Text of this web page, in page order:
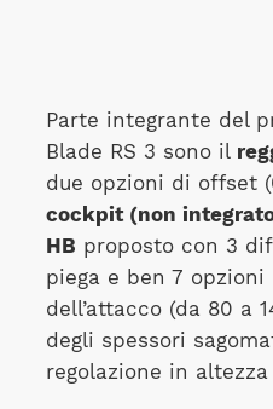
Parte integrante del
Blade RS 3 sono il
due opzioni di offset
cockpit (non
HB proposto con 3
piega e ben 7 opzioni
dell’attacco (da 80 a
degli spessori
regolazione in